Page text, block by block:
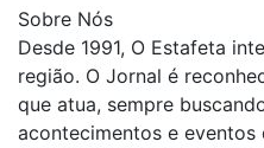
Sobre Nós
Desde 1991, O Estafeta
região. O Jornal é
que atua, sempre
acontecimentos e